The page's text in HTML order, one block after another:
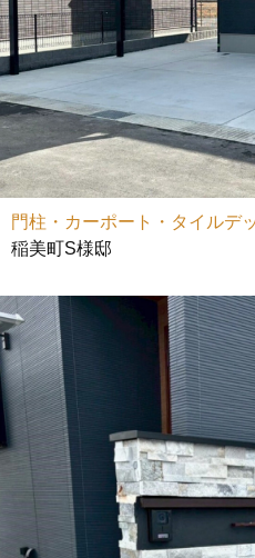
門柱・カーポート・タイルデ
稲美町S様邸